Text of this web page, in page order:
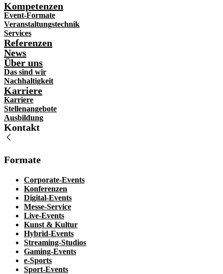
Kompetenzen
Event-Formate
Veranstaltungstechnik
Services
Referenzen
News
Über uns
Das sind wir
Nachhaltigkeit
Karriere
Karriere
Stellenangebote
Ausbildung
Kontakt
Formate
Corporate-Events
Konferenzen
Digital-Events
Messe-Service
Live-Events
Kunst & Kultur
Hybrid-Events
Streaming-Studios
Gaming-Events
e-Sports
Sport-Events